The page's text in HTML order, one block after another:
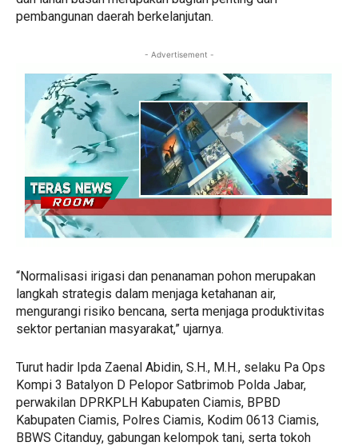
pembangunan daerah berkelanjutan.
- Advertisement -
“Normalisasi irigasi dan penanaman pohon merupakan
langkah strategis dalam menjaga ketahanan air,
mengurangi risiko bencana, serta menjaga produktivitas
sektor pertanian masyarakat,” ujarnya.
Turut hadir Ipda Zaenal Abidin, S.H., M.H., selaku Pa Ops
Kompi 3 Batalyon D Pelopor Satbrimob Polda Jabar,
perwakilan DPRKPLH Kabupaten Ciamis, BPBD
Kabupaten Ciamis, Polres Ciamis, Kodim 0613 Ciamis,
BBWS Citanduy, gabungan kelompok tani, serta tokoh